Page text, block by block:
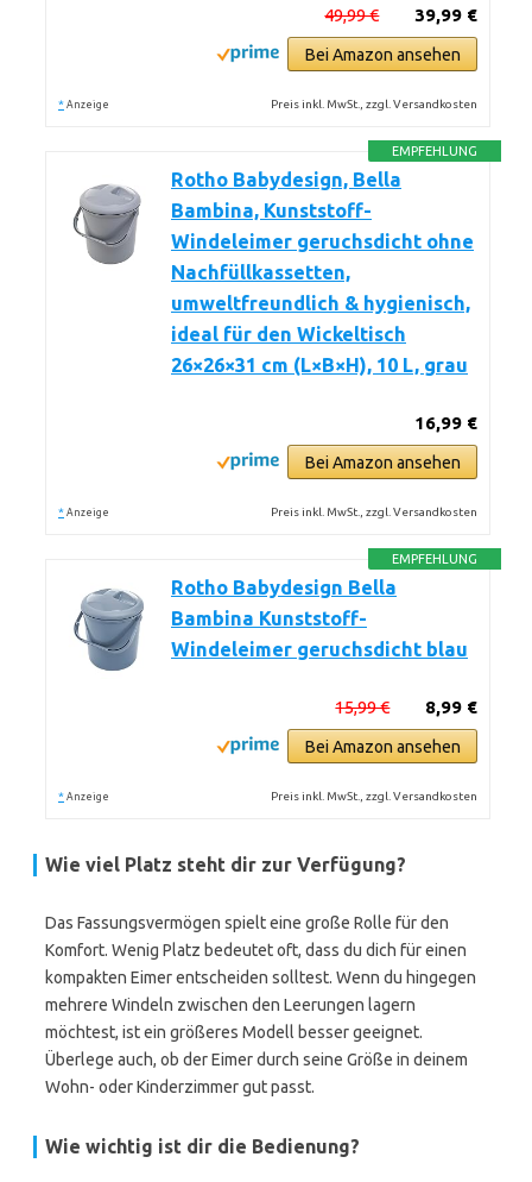
39,99 €
49,99 €
Bei Amazon ansehen
* Anzeige Preis inkl. MwSt., zzgl. Versandkosten
EMPFEHLUNG
Rotho Babydesign, Bella
Bambina, Kunststoff-
Windeleimer geruchsdicht ohne
Nachfüllkassetten,
umweltfreundlich & hygienisch,
ideal für den Wickeltisch
26×26×31 cm (L×B×H), 10 L, grau
16,99 €
Bei Amazon ansehen
* Anzeige Preis inkl. MwSt., zzgl. Versandkosten
EMPFEHLUNG
Rotho Babydesign Bella
Bambina Kunststoff-
Windeleimer geruchsdicht blau
8,99 €
15,99 €
Bei Amazon ansehen
* Anzeige Preis inkl. MwSt., zzgl. Versandkosten
Wie viel Platz steht dir zur Verfügung?
Das Fassungsvermögen spielt eine große Rolle für den
Komfort. Wenig Platz bedeutet oft, dass du dich für einen
kompakten Eimer entscheiden solltest. Wenn du hingegen
mehrere Windeln zwischen den Leerungen lagern
möchtest, ist ein größeres Modell besser geeignet.
Überlege auch, ob der Eimer durch seine Größe in deinem
Wohn- oder Kinderzimmer gut passt.
Wie wichtig ist dir die Bedienung?